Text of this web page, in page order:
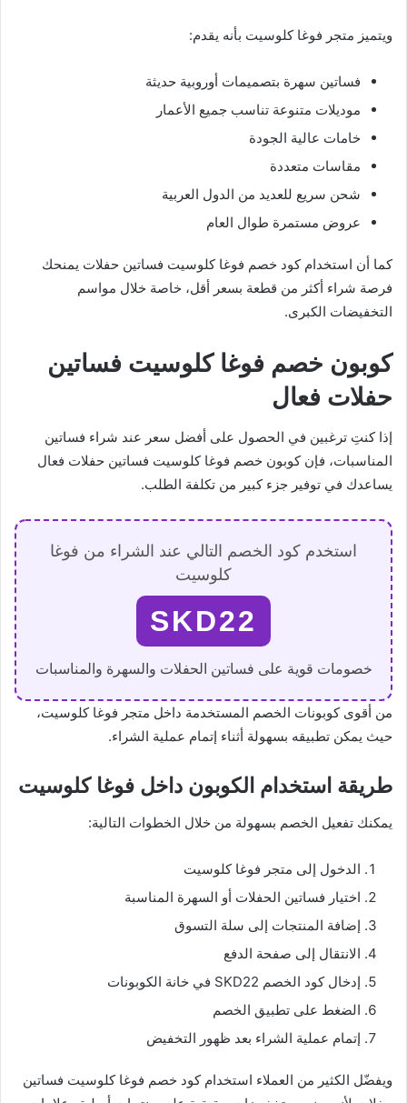
ويتميز متجر فوغا كلوسيت بأنه يقدم:
فساتين سهرة بتصميمات أوروبية حديثة
موديلات متنوعة تناسب جميع الأعمار
خامات عالية الجودة
مقاسات متعددة
شحن سريع للعديد من الدول العربية
عروض مستمرة طوال العام
كما أن استخدام كود خصم فوغا كلوسيت فساتين حفلات يمنحك
فرصة شراء أكثر من قطعة بسعر أقل، خاصة خلال مواسم
التخفيضات الكبرى.
كوبون خصم فوغا كلوسيت فساتين
حفلات فعال
إذا كنتِ ترغبين في الحصول على أفضل سعر عند شراء فساتين
المناسبات، فإن كوبون خصم فوغا كلوسيت فساتين حفلات فعال
يساعدك في توفير جزء كبير من تكلفة الطلب.
استخدم كود الخصم التالي عند الشراء من فوغا
كلوسيت
SKD22
خصومات قوية على فساتين الحفلات والسهرة والمناسبات
من أقوى كوبونات الخصم المستخدمة داخل متجر فوغا كلوسيت،
حيث يمكن تطبيقه بسهولة أثناء إتمام عملية الشراء.
طريقة استخدام الكوبون داخل فوغا كلوسيت
يمكنك تفعيل الخصم بسهولة من خلال الخطوات التالية:
الدخول إلى متجر فوغا كلوسيت
اختيار فساتين الحفلات أو السهرة المناسبة
إضافة المنتجات إلى سلة التسوق
الانتقال إلى صفحة الدفع
إدخال كود الخصم SKD22 في خانة الكوبونات
الضغط على تطبيق الخصم
إتمام عملية الشراء بعد ظهور التخفيض
ويفضّل الكثير من العملاء استخدام كود خصم فوغا كلوسيت فساتين